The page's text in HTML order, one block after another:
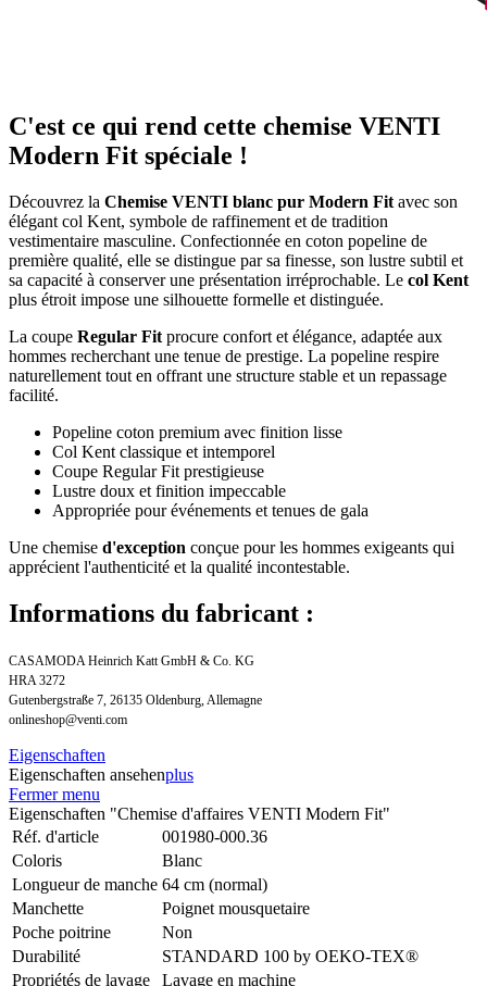
C'est ce qui rend cette chemise VENTI
Modern Fit spéciale !
Découvrez la Chemise VENTI blanc pur Modern Fit avec son
élégant col Kent, symbole de raffinement et de tradition
vestimentaire masculine. Confectionnée en coton popeline de
première qualité, elle se distingue par sa finesse, son lustre subtil et
sa capacité à conserver une présentation irréprochable. Le col Kent
plus étroit impose une silhouette formelle et distinguée.
La coupe Regular Fit procure confort et élégance, adaptée aux
hommes recherchant une tenue de prestige. La popeline respire
naturellement tout en offrant une structure stable et un repassage
facilité.
Popeline coton premium avec finition lisse
Col Kent classique et intemporel
Coupe Regular Fit prestigieuse
Lustre doux et finition impeccable
Appropriée pour événements et tenues de gala
Une chemise d'exception conçue pour les hommes exigeants qui
apprécient l'authenticité et la qualité incontestable.
Informations du fabricant :
CASAMODA Heinrich Katt GmbH & Co. KG
HRA 3272
Gutenbergstraße 7, 26135 Oldenburg, Allemagne
onlineshop@venti.com
Eigenschaften
Eigenschaften ansehenplus
Fermer menu
Eigenschaften "Chemise d'affaires VENTI Modern Fit"
Réf. d'article
001980-000.36
Coloris
Blanc
Longueur de manche 64 cm (normal)
Manchette
Poignet mousquetaire
Poche poitrine
Non
Durabilité
STANDARD 100 by OEKO-TEX®
Propriétés de lavage
Lavage en machine